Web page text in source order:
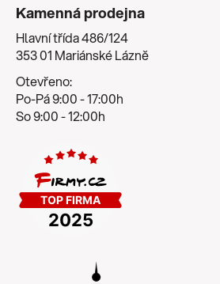
Kamenná prodejna
Hlavní třída 486/124
353 01 Mariánské Lázně
Otevřeno:
Po-Pá 9:00 - 17:00h
So 9:00 - 12:00h